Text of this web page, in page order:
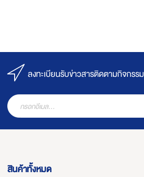
ลงทะเบียนรับข่าวสารติดตามกิจกรร
สินค้าทั้งหมด